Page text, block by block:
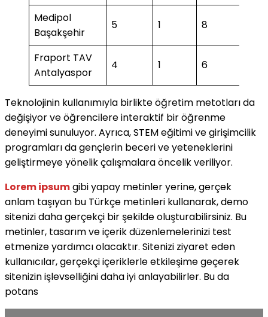
Medipol
Başakşehir
5 1 8
Fraport TAV
Antalyaspor
4 1 6
Teknolojinin kullanımıyla birlikte öğretim metotları da
değişiyor ve öğrencilere interaktif bir öğrenme
deneyimi sunuluyor. Ayrıca, STEM eğitimi ve girişimcilik
programları da gençlerin beceri ve yeteneklerini
geliştirmeye yönelik çalışmalara öncelik veriliyor.
Lorem ipsumgibi yapay metinler yerine, gerçek
anlam taşıyan bu Türkçe metinleri kullanarak, demo
sitenizi daha gerçekçi bir şekilde oluşturabilirsiniz. Bu
metinler, tasarım ve içerik düzenlemelerinizi test
etmenize yardımcı olacaktır. Sitenizi ziyaret eden
kullanıcılar, gerçekçi içeriklerle etkileşime geçerek
sitenizin işlevselliğini daha iyi anlayabilirler. Bu da
potans